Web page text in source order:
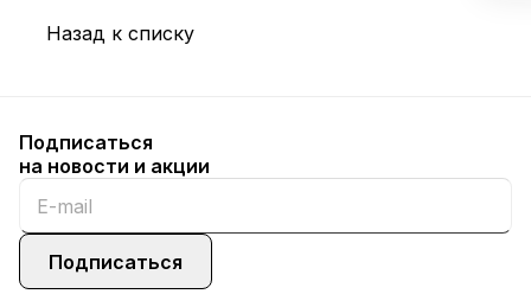
Назад к списку
Подписаться
на новости и акции
Подписаться